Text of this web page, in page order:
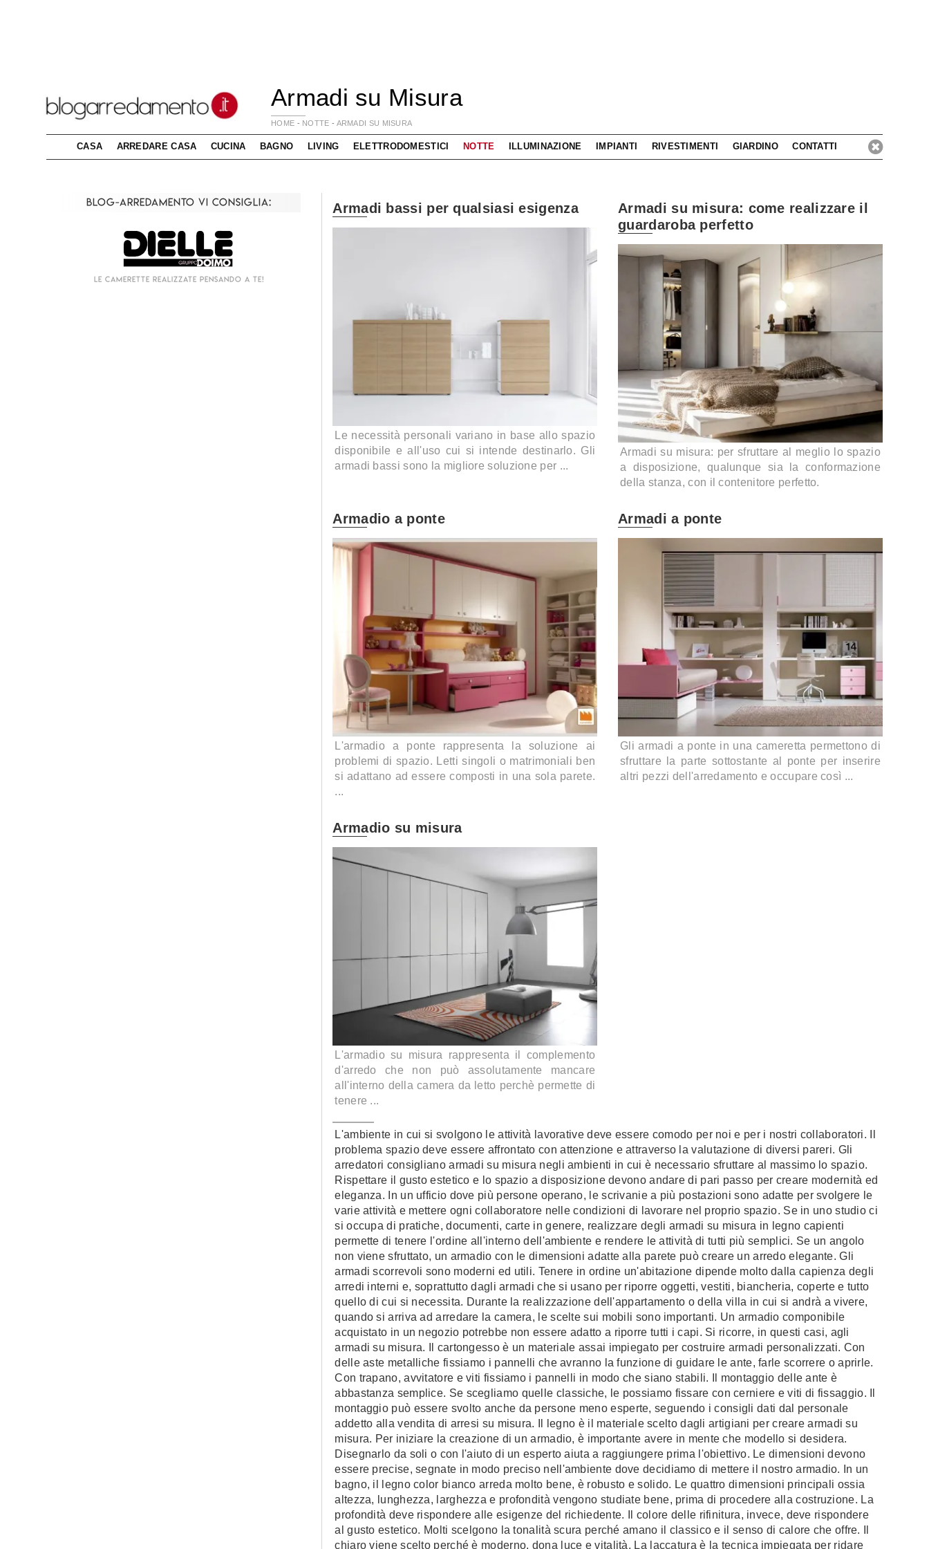
Armadi su Misura
HOME - NOTTE - ARMADI SU MISURA
CASA ARREDARE CASA CUCINA BAGNO LIVING ELETTRODOMESTICI NOTTE ILLUMINAZIONE IMPIANTI RIVESTIMENTI GIARDINO CONTATTI
Blog-Arredamento vi consiglia:
Le camerette realizzate pensando a te!
Interprete dell'arredo bagno a 360 gradi!
Armadi bassi per qualsiasi esigenza
Le necessità personali variano in base allo spazio
disponibile e all'uso cui si intende destinarlo. Gli
armadi bassi sono la migliore soluzione per ...
Armadi su misura: come realizzare il
guardaroba perfetto
Armadi su misura: per sfruttare al meglio lo spazio
a disposizione, qualunque sia la conformazione
della stanza, con il contenitore perfetto.
Armadio a ponte
L'armadio a ponte rappresenta la soluzione ai
problemi di spazio. Letti singoli o matrimoniali ben
si adattano ad essere composti in una sola parete.
...
Armadi a ponte
Gli armadi a ponte in una cameretta permettono di
sfruttare la parte sottostante al ponte per inserire
altri pezzi dell'arredamento e occupare così ...
Armadio su misura
L'armadio su misura rappresenta il complemento
d'arredo che non può assolutamente mancare
all'interno della camera da letto perchè permette di
tenere ...
L'ambiente in cui si svolgono le attività lavorative deve essere comodo per noi e per i nostri collaboratori. Il
problema spazio deve essere affrontato con attenzione e attraverso la valutazione di diversi pareri. Gli
arredatori consigliano armadi su misura negli ambienti in cui è necessario sfruttare al massimo lo spazio.
Rispettare il gusto estetico e lo spazio a disposizione devono andare di pari passo per creare modernità ed
eleganza. In un ufficio dove più persone operano, le scrivanie a più postazioni sono adatte per svolgere le
varie attività e mettere ogni collaboratore nelle condizioni di lavorare nel proprio spazio. Se in uno studio ci
si occupa di pratiche, documenti, carte in genere, realizzare degli armadi su misura in legno capienti
permette di tenere l'ordine all'interno dell'ambiente e rendere le attività di tutti più semplici. Se un angolo
non viene sfruttato, un armadio con le dimensioni adatte alla parete può creare un arredo elegante. Gli
armadi scorrevoli sono moderni ed utili. Tenere in ordine un'abitazione dipende molto dalla capienza degli
arredi interni e, soprattutto dagli armadi che si usano per riporre oggetti, vestiti, biancheria, coperte e tutto
quello di cui si necessita. Durante la realizzazione dell'appartamento o della villa in cui si andrà a vivere,
quando si arriva ad arredare la camera, le scelte sui mobili sono importanti. Un armadio componibile
acquistato in un negozio potrebbe non essere adatto a riporre tutti i capi. Si ricorre, in questi casi, agli
armadi su misura. Il cartongesso è un materiale assai impiegato per costruire armadi personalizzati. Con
delle aste metalliche fissiamo i pannelli che avranno la funzione di guidare le ante, farle scorrere o aprirle.
Con trapano, avvitatore e viti fissiamo i pannelli in modo che siano stabili. Il montaggio delle ante è
abbastanza semplice. Se scegliamo quelle classiche, le possiamo fissare con cerniere e viti di fissaggio. Il
montaggio può essere svolto anche da persone meno esperte, seguendo i consigli dati dal personale
addetto alla vendita di arresi su misura. Il legno è il materiale scelto dagli artigiani per creare armadi su
misura. Per iniziare la creazione di un armadio, è importante avere in mente che modello si desidera.
Disegnarlo da soli o con l'aiuto di un esperto aiuta a raggiungere prima l'obiettivo. Le dimensioni devono
essere precise, segnate in modo preciso nell'ambiente dove decidiamo di mettere il nostro armadio. In un
bagno, il legno color bianco arreda molto bene, è robusto e solido. Le quattro dimensioni principali ossia
altezza, lunghezza, larghezza e profondità vengono studiate bene, prima di procedere alla costruzione. La
profondità deve rispondere alle esigenze del richiedente. Il colore delle rifinitura, invece, deve rispondere
al gusto estetico. Molti scelgono la tonalità scura perché amano il classico e il senso di calore che offre. Il
chiaro viene scelto perché è moderno, dona luce e vitalità. La laccatura è la tecnica impiegata per ridare